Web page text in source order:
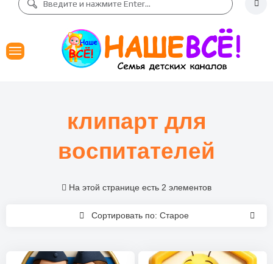
клипарт для
воспитателей
Сортировать по: Старое
На этой странице есть 2 элементов